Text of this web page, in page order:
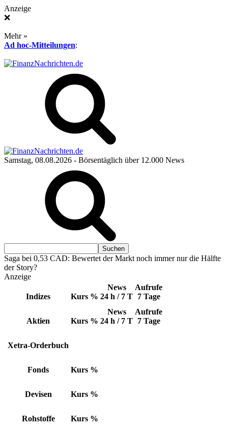
Anzeige
❌
Mehr »
Ad hoc-Mitteilungen:
Samstag, 08.08.2026 - Börsentäglich über 12.000 News
Saga bei 0,53 CAD: Bewertet der Markt noch immer nur die Hälfte
der Story?
Anzeige
Indizes Kurs %
News
24 h / 7 T
Aufrufe
7 Tage
Aktien Kurs %
News
24 h / 7 T
Aufrufe
7 Tage
Xetra-Orderbuch
Fonds Kurs %
Devisen Kurs %
Rohstoffe Kurs %